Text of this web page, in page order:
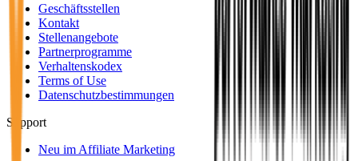
Geschäftsstellen
Kontakt
Stellenangebote
Partnerprogramme
Verhaltenskodex
Terms of Use
Datenschutzbestimmungen
Support
Neu im Affiliate Marketing